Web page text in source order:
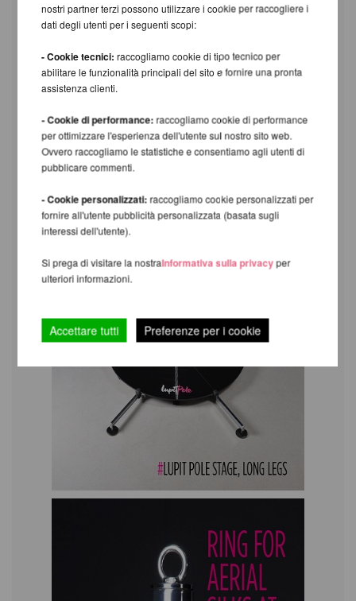
nostri partner terzi possono utilizzare i cookie per raccogliere i
dati degli utenti per i seguenti scopi:
- Cookie tecnici: raccogliamo cookie di tipo tecnico per
abilitare le funzionalità principali del sito e fornire una pronta
assistenza clienti.
- Cookie di performance: raccogliamo cookie di performance
per ottimizzare l'esperienza dell'utente sul nostro sito web.
Ovvero raccogliamo le statistiche e consentiamo agli utenti di
pubblicare commenti.
- Cookie personalizzati: raccogliamo cookie personalizzati per
fornire all'utente pubblicità personalizzata (basata sugli
interessi dell'utente).
Si prega di visitare la nostraInformativa sulla privacyper
ulteriori informazioni.
Accettare tutti Preferenze per i cookie